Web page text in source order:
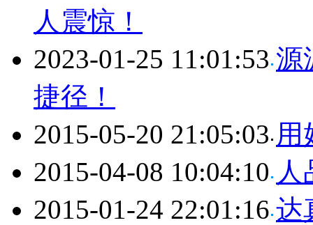
人震惊！
2023-01-25 11:01:53 源
捷径！
2015-05-20 21:05:03 用
2015-04-08 10:04:10
2015-01-24 22:01:16 达